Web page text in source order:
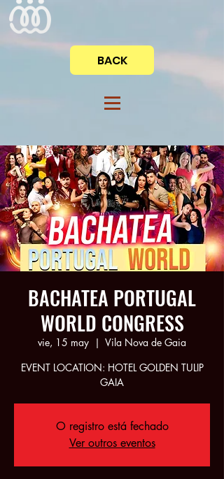
BACK
BACHATEA PORTUGAL
WORLD CONGRESS
vie, 15 may
  |
Vila Nova de Gaia
EVENT LOCATION: HOTEL GOLDEN TULIP
GAIA
O registro está fechado
Ver outros eventos